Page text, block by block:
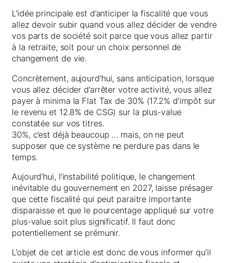
L’idée principale est d’anticiper la fiscalité que vous
allez devoir subir quand vous allez décider de vendre
vos parts de société soit parce que vous allez partir
à la retraite, soit pour un choix personnel de
changement de vie.
Concrètement, aujourd’hui, sans anticipation, lorsque
vous allez décider d’arrêter votre activité, vous allez
payer à minima la Flat Tax de 30% (17.2% d’impôt sur
le revenu et 12.8% de CSG) sur la plus-value
constatée sur vos titres.
30%, c’est déjà beaucoup … mais, on ne peut
supposer que ce système ne perdure pas dans le
temps.
Aujourd’hui, l’instabilité politique, le changement
inévitable du gouvernement en 2027, laisse présager
que cette fiscalité qui peut paraitre importante
disparaisse et que le pourcentage appliqué sur votre
plus-value soit plus significatif. Il faut donc
potentiellement se prémunir.
L’objet de cet article est donc de vous informer qu’il